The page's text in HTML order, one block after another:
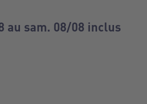
au sam. 08/08 inclus